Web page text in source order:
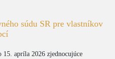
súdu SR pre vlastníkov
15. apríla 2026 zjednocujúce